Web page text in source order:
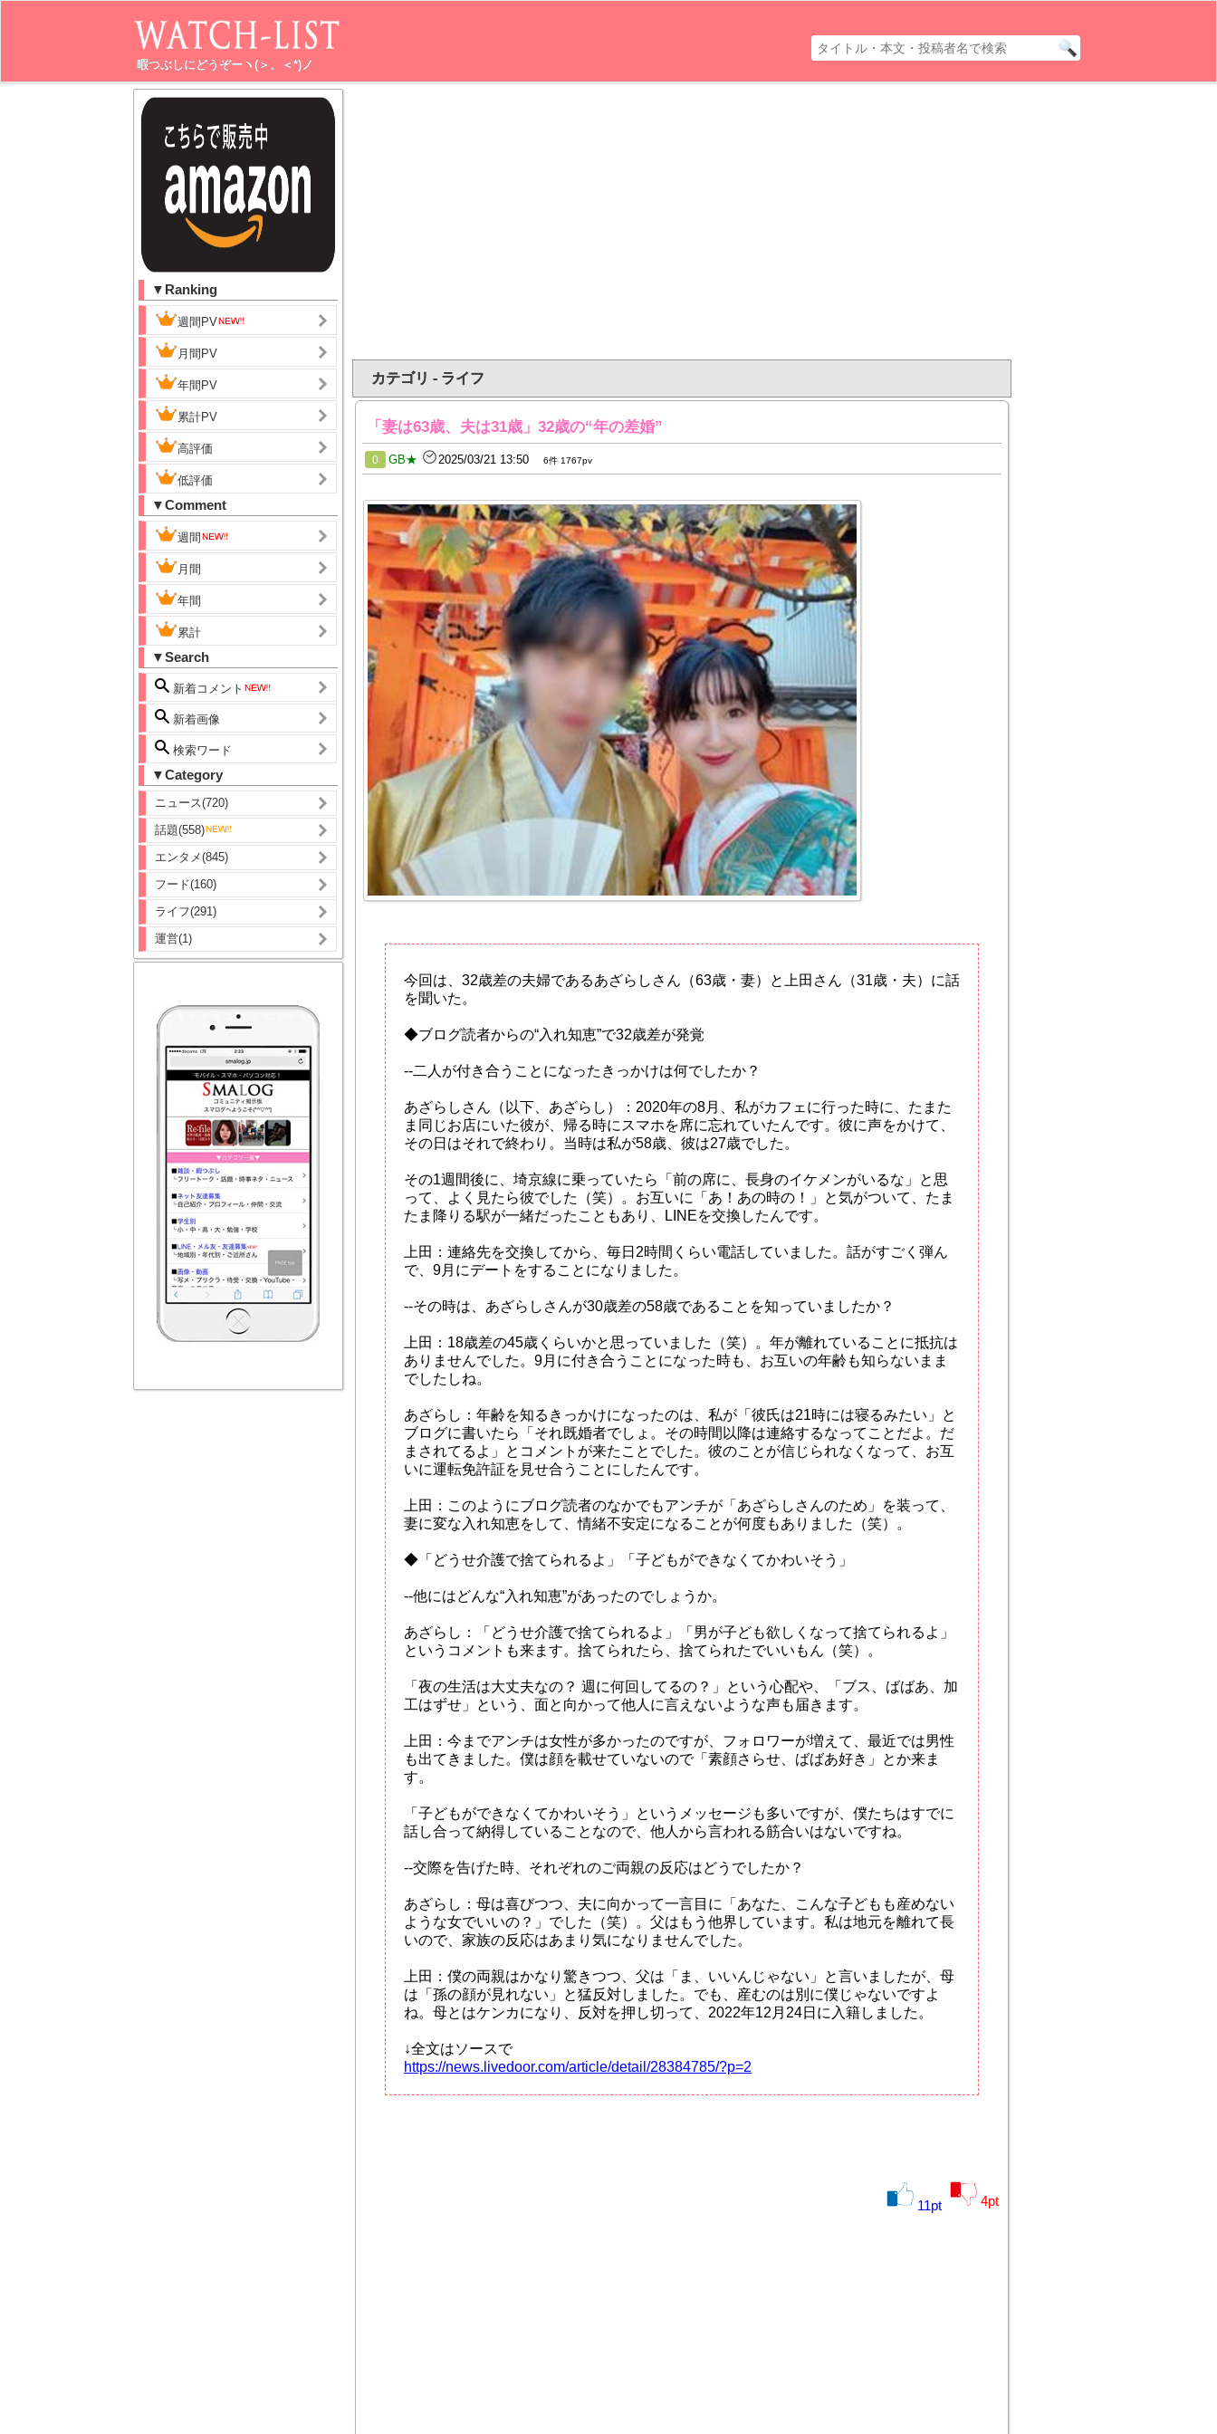
暇つぶしにどうぞーヽ(＞。＜*)ノ
▼Ranking
週間PV
月間PV
年間PV
累計PV
高評価
低評価
▼Comment
週間
月間
年間
累計
▼Search
新着コメント
新着画像
検索ワード
▼Category
ニュース(720)
話題(558)
エンタメ(845)
フード(160)
ライフ(291)
運営(1)
カテゴリ - ライフ
「妻は63歳、夫は31歳」32歳の“年の差婚”
0 GB★ 2025/03/21 13:50 6件 1767pv
今回は、32歳差の夫婦であるあざらしさん（63歳・妻）と上田さん（31歳・夫）に話
を聞いた。
◆ブログ読者からの“入れ知恵”で32歳差が発覚
--二人が付き合うことになったきっかけは何でしたか？
あざらしさん（以下、あざらし）：2020年の8月、私がカフェに行った時に、たまた
ま同じお店にいた彼が、帰る時にスマホを席に忘れていたんです。彼に声をかけて、
その日はそれで終わり。当時は私が58歳、彼は27歳でした。
その1週間後に、埼京線に乗っていたら「前の席に、長身のイケメンがいるな」と思
って、よく見たら彼でした（笑）。お互いに「あ！あの時の！」と気がついて、たま
たま降りる駅が一緒だったこともあり、LINEを交換したんです。
上田：連絡先を交換してから、毎日2時間くらい電話していました。話がすごく弾ん
で、9月にデートをすることになりました。
--その時は、あざらしさんが30歳差の58歳であることを知っていましたか？
上田：18歳差の45歳くらいかと思っていました（笑）。年が離れていることに抵抗は
ありませんでした。9月に付き合うことになった時も、お互いの年齢も知らないまま
でしたしね。
あざらし：年齢を知るきっかけになったのは、私が「彼氏は21時には寝るみたい」と
ブログに書いたら「それ既婚者でしょ。その時間以降は連絡するなってことだよ。だ
まされてるよ」とコメントが来たことでした。彼のことが信じられなくなって、お互
いに運転免許証を見せ合うことにしたんです。
上田：このようにブログ読者のなかでもアンチが「あざらしさんのため」を装って、
妻に変な入れ知恵をして、情緒不安定になることが何度もありました（笑）。
◆「どうせ介護で捨てられるよ」「子どもができなくてかわいそう」
--他にはどんな“入れ知恵”があったのでしょうか。
あざらし：「どうせ介護で捨てられるよ」「男が子ども欲しくなって捨てられるよ」
というコメントも来ます。捨てられたら、捨てられたでいいもん（笑）。
「夜の生活は大丈夫なの？ 週に何回してるの？」という心配や、「ブス、ばばあ、加
工はずせ」という、面と向かって他人に言えないような声も届きます。
上田：今までアンチは女性が多かったのですが、フォロワーが増えて、最近では男性
も出てきました。僕は顔を載せていないので「素顔さらせ、ばばあ好き」とか来ま
す。
「子どもができなくてかわいそう」というメッセージも多いですが、僕たちはすでに
話し合って納得していることなので、他人から言われる筋合いはないですね。
--交際を告げた時、それぞれのご両親の反応はどうでしたか？
あざらし：母は喜びつつ、夫に向かって一言目に「あなた、こんな子どもも産めない
ような女でいいの？」でした（笑）。父はもう他界しています。私は地元を離れて長
いので、家族の反応はあまり気になりませんでした。
上田：僕の両親はかなり驚きつつ、父は「ま、いいんじゃない」と言いましたが、母
は「孫の顔が見れない」と猛反対しました。でも、産むのは別に僕じゃないですよ
ね。母とはケンカになり、反対を押し切って、2022年12月24日に入籍しました。
↓全文はソースで
https://news.livedoor.com/article/detail/28384785/?p=2
11pt 4pt